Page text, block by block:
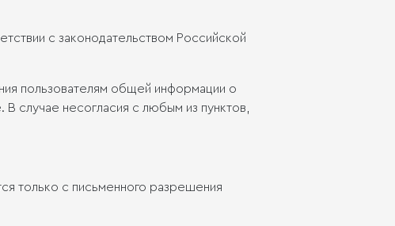
с законодательством Российской
пользователям общей информации о
случае несогласия с любым из пунктов,
только с письменного разрешения